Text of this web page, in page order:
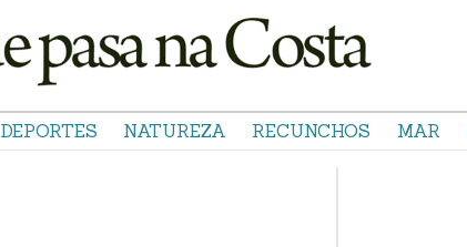
DEPORTES NATUREZA RECUNCHOS MAR